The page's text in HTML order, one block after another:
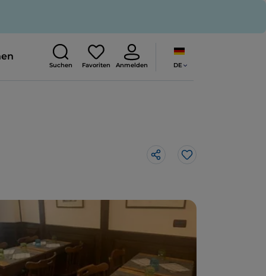
Suchen Favoriten Anmelden DE
Like